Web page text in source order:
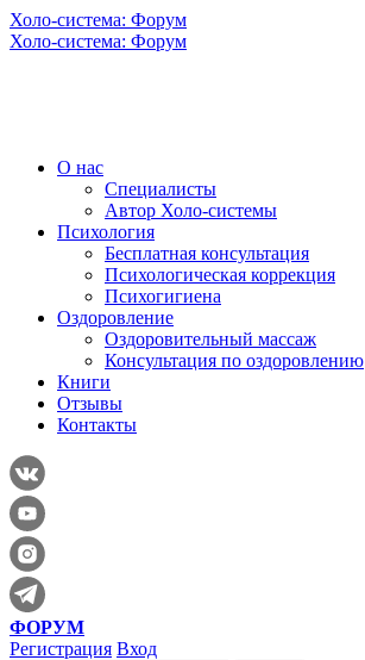
Холо-система: Форум
Холо-система: Форум
О нас
Специалисты
Автор Холо-системы
Психология
Бесплатная консультация
Психологическая коррекция
Психогигиена
Оздоровление
Оздоровительный массаж
Консультация по оздоровлению
Книги
Отзывы
Контакты
ФОРУМ
Регистрация Вход